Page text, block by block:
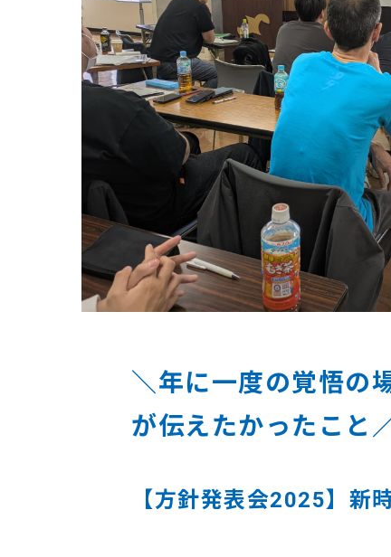
＼年に一度の覚悟の
が伝えたかったこと
【方針発表会2025】新